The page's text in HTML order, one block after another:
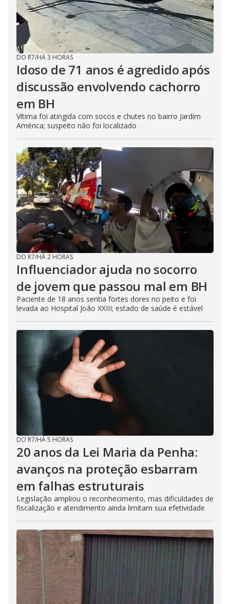
DO R7/HÁ 3 HORAS
Idoso de 71 anos é agredido após
discussão envolvendo cachorro
em BH
Vítima foi atingida com socos e chutes no bairro Jardim
América; suspeito não foi localizado
DO R7/HÁ 2 HORAS
Influenciador ajuda no socorro
de jovem que passou mal em BH
Paciente de 18 anos sentia fortes dores no peito e foi
levada ao Hospital João XXIII; estado de saúde é estável
DO R7/HÁ 5 HORAS
20 anos da Lei Maria da Penha:
avanços na proteção esbarram
em falhas estruturais
Legislação ampliou o reconhecimento, mas dificuldades de
fiscalização e atendimento ainda limitam sua efetividade